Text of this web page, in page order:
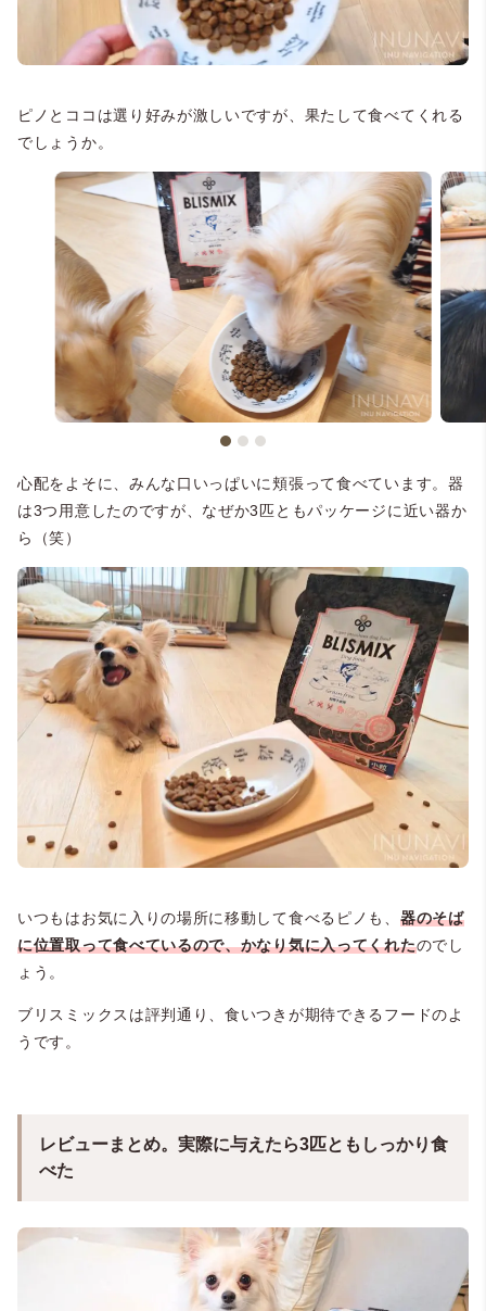
ピノとココは選り好みが激しいですが、果たして食べてくれる
でしょうか。
心配をよそに、みんな口いっぱいに頬張って食べています。器
は3つ用意したのですが、なぜか3匹ともパッケージに近い器か
ら（笑）
いつもはお気に入りの場所に移動して食べるピノも、 器のそば
に位置取って食べているので、かなり気に入ってくれたのでし
ょう。
ブリスミックスは評判通り、食いつきが期待できるフードのよ
うです。
レビューまとめ。実際に与えたら3匹ともしっかり食
べた